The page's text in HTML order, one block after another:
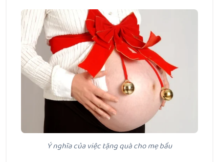
Ý nghĩa của việc tặng quà cho mẹ bầu